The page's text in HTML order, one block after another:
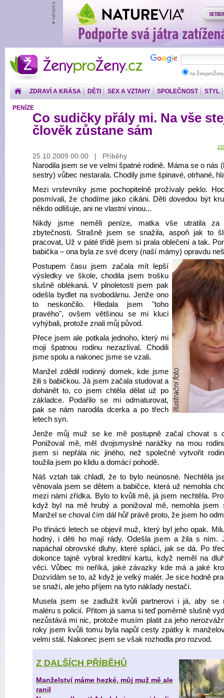
ŽenyproŽeny.cz
na
ZDRAVÍ A KRÁSA DĚTI SEX A VZTAHY SPOLEČNOST STYL
PENÍZE
Co sudičky přály mi. Na vše
člověk zůstane sám
25.10.2009 00:00 | Příběhy
Narodila jsem se ve velmi špatné rodině. Máma se o nás
sestry) vůbec nestarala. Chodily jsme špinavé, otrhané,
Mezi vrstevníky jsme pochopitelně prožívaly peklo.
posmívali, že chodíme jako cikáni. Děti dovedou být
někdo odlišuje, ani ne vlastní vinou...
Nikdy jsme neměli peníze, matka vše utratila za
zbytečnosti. Strašně jsem se snažila, aspoň jak to
pracovat, Už v páté třídě jsem si prala oblečení a tak.
babička – ona byla ze své dcery (naší mámy) opravdu
Postupem času jsem začala mít lepší
výsledky ve škole, chodila jsem trošku
slušně oblékaná. V plnoletosti jsem pak
odešla bydlet na svobodárnu. Jenže ono
to neskončilo. Hledala jsem "toho
pravého", ovšem většinou se mi kluci
vyhýbali, protože znali můj původ.
Přece jsem ale potkala jednoho, který mi
moji špatnou rodinu nezazlíval. Chodili
jsme spolu a nakonec jsme se vzali.
Manžel zdědil rodinný domek, kde jsme
žili s babičkou. Já jsem začala studovat a
dohánět to, co jsem chtěla dělat už po
základce. Podařilo se mi odmaturovat,
pak se nám narodila dcerka a po třech
letech syn.
Jenže můj muž se ke mě postupně začal chovat s
Ponižoval mě, měl dvojsmyslné narážky na mou
jsem si nepřála nic jiného, než společně vytvořit
toužila jsem po klidu a domácí pohodě.
Náš vztah tak chladl, že to bylo neúnosné. Nechtěla
věnovala jsem se dětem a babičce, která už nemohla
mezi námi zřídka. Bylo to kvůli mě, já jsem nechtěla.
když byl na mě hrubý a ponižoval mě, nemohla jsem
Manžel se choval čím dál hůř právě proto, že jsem ho
Po třinácti letech se objevil muž, který byl jeho opak.
hodný, i děti ho mají rády. Odešla jsem a žila s ním.
napáchal obrovské dluhy, které splácí, jak se dá. Po
dokonce tajně vybral kreditní kartu, když neměl na
věci. Vůbec mi neříká, jaké závazky kde má a jaké
Dozvídám se to, až když je velký malér. Je sice hodně
se snaží, ale jeho příjem na tyto náklady nestačí.
Musela jsem se zadlužit kvůli partnerovi i já, aby se
maléru s policií. Přitom já sama si teď poměrně slušně
nezůstává mi nic, protože musím platit za jeho
roky jsem kvůli tomu byla napůl cesty zpátky k
velmi stál. Nakonec jsem se však rozhodla pro rozvod.
Z DALŠÍCH PŘÍBĚHŮ
Manželství máme hezké, můj muž mě ale
ranil